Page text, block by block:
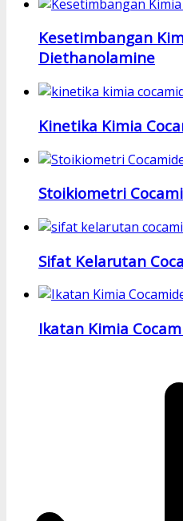
Kesetimbangan
Diethanolamine
Kinetika Kimia
Stoikiometri
Sifat Kelarutan
Ikatan Kimia